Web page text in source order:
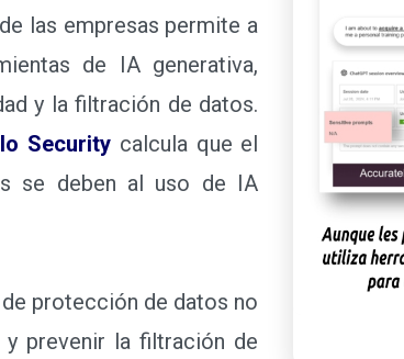
las empresas permite a
de IA generativa,
y la filtración de datos.
Security calcula que el
se deben al uso de IA
protección de datos no
y prevenir la filtración de